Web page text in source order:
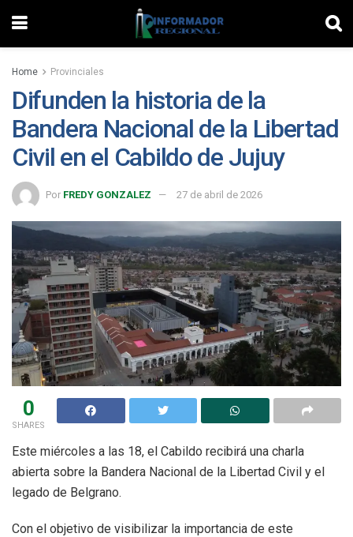
Home Provinciales
Difunden la historia de la
Bandera Nacional de la Libertad
Civil en el Cabildo de Jujuy
Por FREDY GONZALEZ 27 de abril de 2026
0
SHARES
Este miércoles a las 18, el Cabildo recibirá una charla
abierta sobre la Bandera Nacional de la Libertad Civil y el
legado de Belgrano.
Con el objetivo de visibilizar la importancia de este